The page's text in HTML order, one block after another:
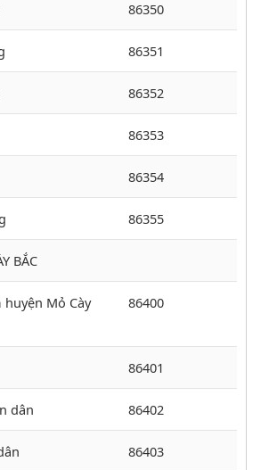
86350
86351
86352
86353
86354
86355
BẮC
huyện Mỏ Cày
86400
86401
dân 86402
86403